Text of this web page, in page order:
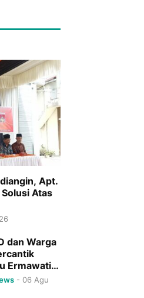
Apt.
Atas
dan Warga
Ermawati
- 06 Agu